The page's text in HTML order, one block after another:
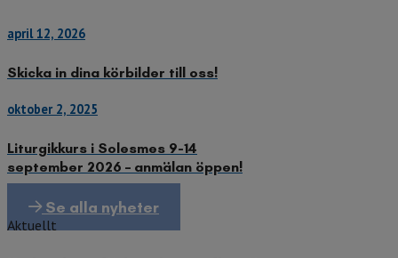
april 12, 2026
Skicka in dina körbilder till oss!
oktober 2, 2025
Liturgikkurs i Solesmes 9-14
september 2026 – anmälan öppen!
Se alla nyheter
Aktuellt